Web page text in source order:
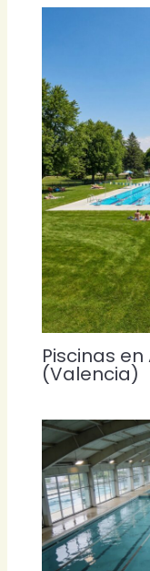
Piscinas
(Valencia)